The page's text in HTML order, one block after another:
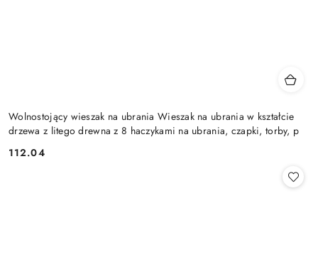
Wolnostojący wieszak na ubrania Wieszak na ubrania w kształcie
drzewa z litego drewna z 8 haczykami na ubrania, czapki, torby, p
Cena:
112.04